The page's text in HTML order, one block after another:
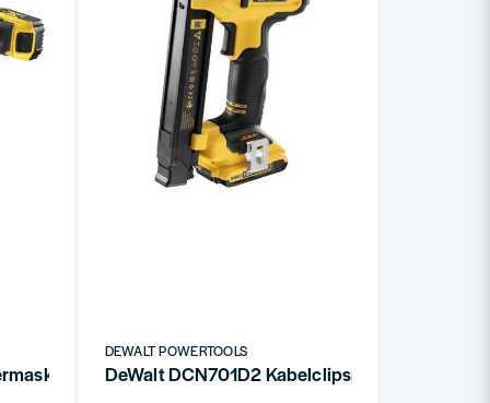
Dual Action 18V XR (2x5,0Ah)
DEWALT POWERTOOLS